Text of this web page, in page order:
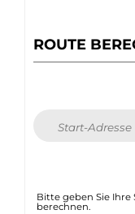
ROUTE
Bitte geben Sie Ihre
berechnen.